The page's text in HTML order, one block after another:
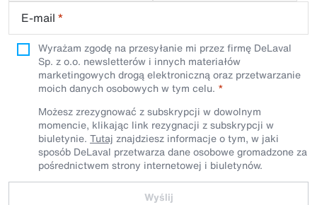
E-mail *
Wyrażam zgodę na przesyłanie mi przez firmę DeLaval
Sp. z o.o. newsletterów i innych materiałów
marketingowych drogą elektroniczną oraz przetwarzanie
moich danych osobowych w tym celu.
Możesz zrezygnować z subskrypcji w dowolnym
momencie, klikając link rezygnacji z subskrypcji w
biuletynie. Tutaj znajdziesz informacje o tym, w jaki
sposób DeLaval przetwarza dane osobowe gromadzone za
pośrednictwem strony internetowej i biuletynów.
Wyślij